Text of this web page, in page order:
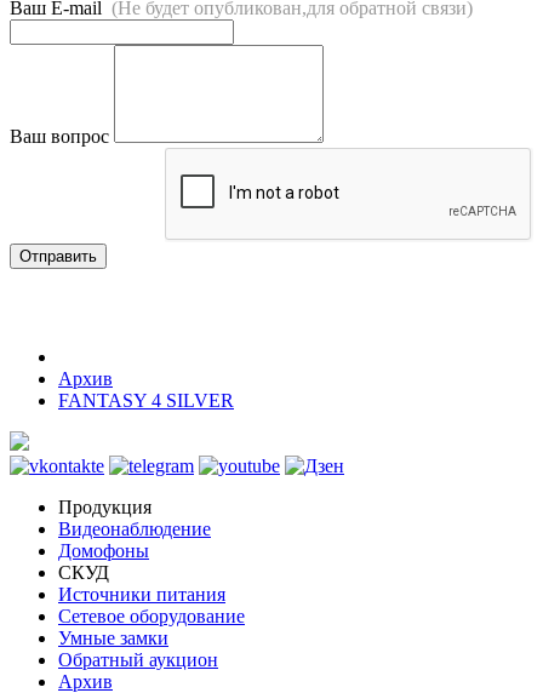
Ваш E-mail (Не будет опубликован,для обратной связи)
Ваш вопрос
Отправить
Архив
FANTASY 4 SILVER
Продукция
Видеонаблюдение
Домофоны
СКУД
Источники питания
Сетевое оборудование
Умные замки
Обратный аукцион
Архив